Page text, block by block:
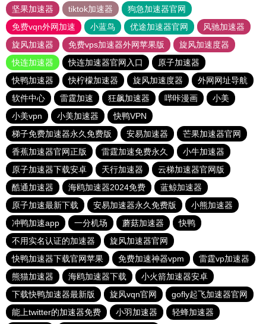
坚果加速器
tiktok加速器
狗急加速器官网
免费vqn外网加速
小蓝鸟 优途加速器官网
风驰加速器
旋风加速器
免费vps加速器外网苹果版
旋风加速度器
快连加速器
快连加速器官网入口
原子加速器
快鸭加速器
快柠檬加速器 旋风加速度器
外网网址导航
软件中心
雷霆加速 狂飙加速器 哔咔漫画
小美
小美vpn
小美加速器
快鸭VPN
梯子免费加速器永久免费版
安易加速器
芒果加速器官网
香蕉加速器官网正版
雷霆加速免费永久
小牛加速器
原子加速器下载安卓
天行加速器
云梯加速器官网版
酷通加速器
海鸥加速器2024免费
蓝鲸加速器
原子加速最新下载
安易加速器永久免费版
小熊加速器
冲鸭加速app
一分机场 蘑菇加速器
快鸭
不用实名认证的加速器
旋风加速器官网
快鸭加速器下载官网苹果
免费加速神器vpm
雷霆vp加速器
熊猫加速器
海鸥加速器下载
小火箭加速器安卓
下载快鸭加速器最新版
旋风vqn官网
gofly起飞加速器官网
能上twitter的加速器免费
小羽加速器 轻蜂加速器